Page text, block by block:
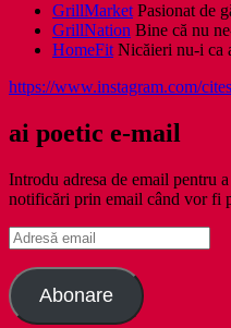
GrillMarket Pasionat de
GrillNation Bine că nu
HomeFit Nicăieri nu-i ca
https://www.instagram.com/
ai poetic e-mail
Introdu adresa de email pentru
notificări prin email când vor fi
Adresă
email
Abonare